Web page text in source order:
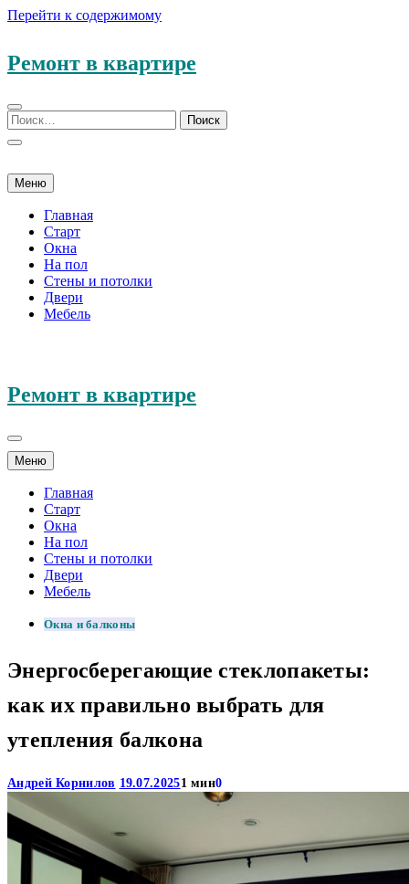
Перейти к содержимому
Ремонт в квартире
Меню
Главная
Старт
Окна
На пол
Стены и потолки
Двери
Мебель
Ремонт в квартире
Меню
Главная
Старт
Окна
На пол
Стены и потолки
Двери
Мебель
Окна и балконы
Энергосберегающие стеклопакеты:
как их правильно выбрать для
утепления балкона
Андрей Корнилов 19.07.20251 мин0